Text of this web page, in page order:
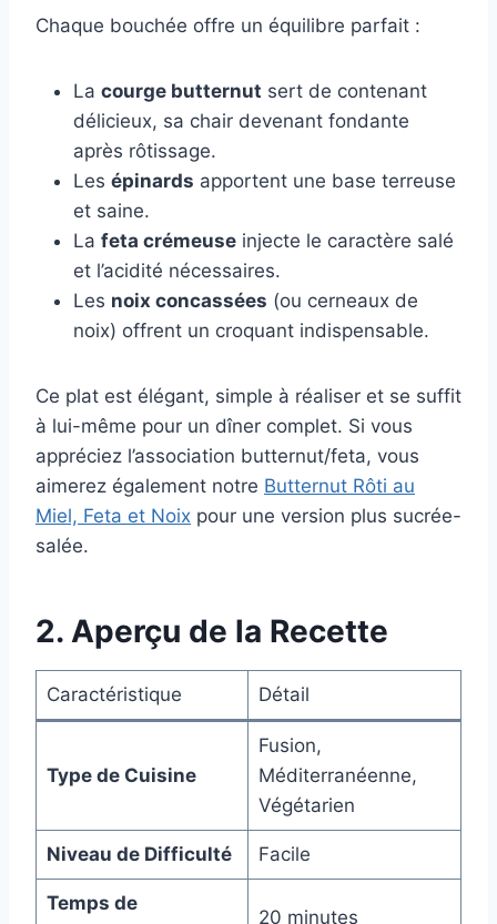
Chaque bouchée offre un équilibre parfait :
La courge butternut sert de contenant
délicieux, sa chair devenant fondante
après rôtissage.
Les épinards apportent une base terreuse
et saine.
La feta crémeuse injecte le caractère salé
et l’acidité nécessaires.
Les noix concassées (ou cerneaux de
noix) offrent un croquant indispensable.
Ce plat est élégant, simple à réaliser et se suffit
à lui-même pour un dîner complet. Si vous
appréciez l’association butternut/feta, vous
aimerez également notre Butternut Rôti au
Miel, Feta et Noix pour une version plus sucrée-
salée.
2. Aperçu de la Recette
Caractéristique Détail
Type de Cuisine
Fusion,
Méditerranéenne,
Végétarien
Niveau de Difficulté Facile
Temps de
20 minutes